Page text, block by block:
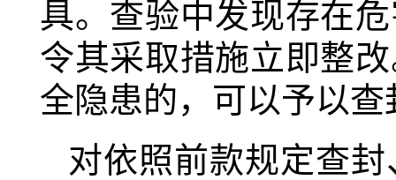
具。查验中发现存在
令其采取措施立即整
全隐患的，可以予以查
对依照前款规定查